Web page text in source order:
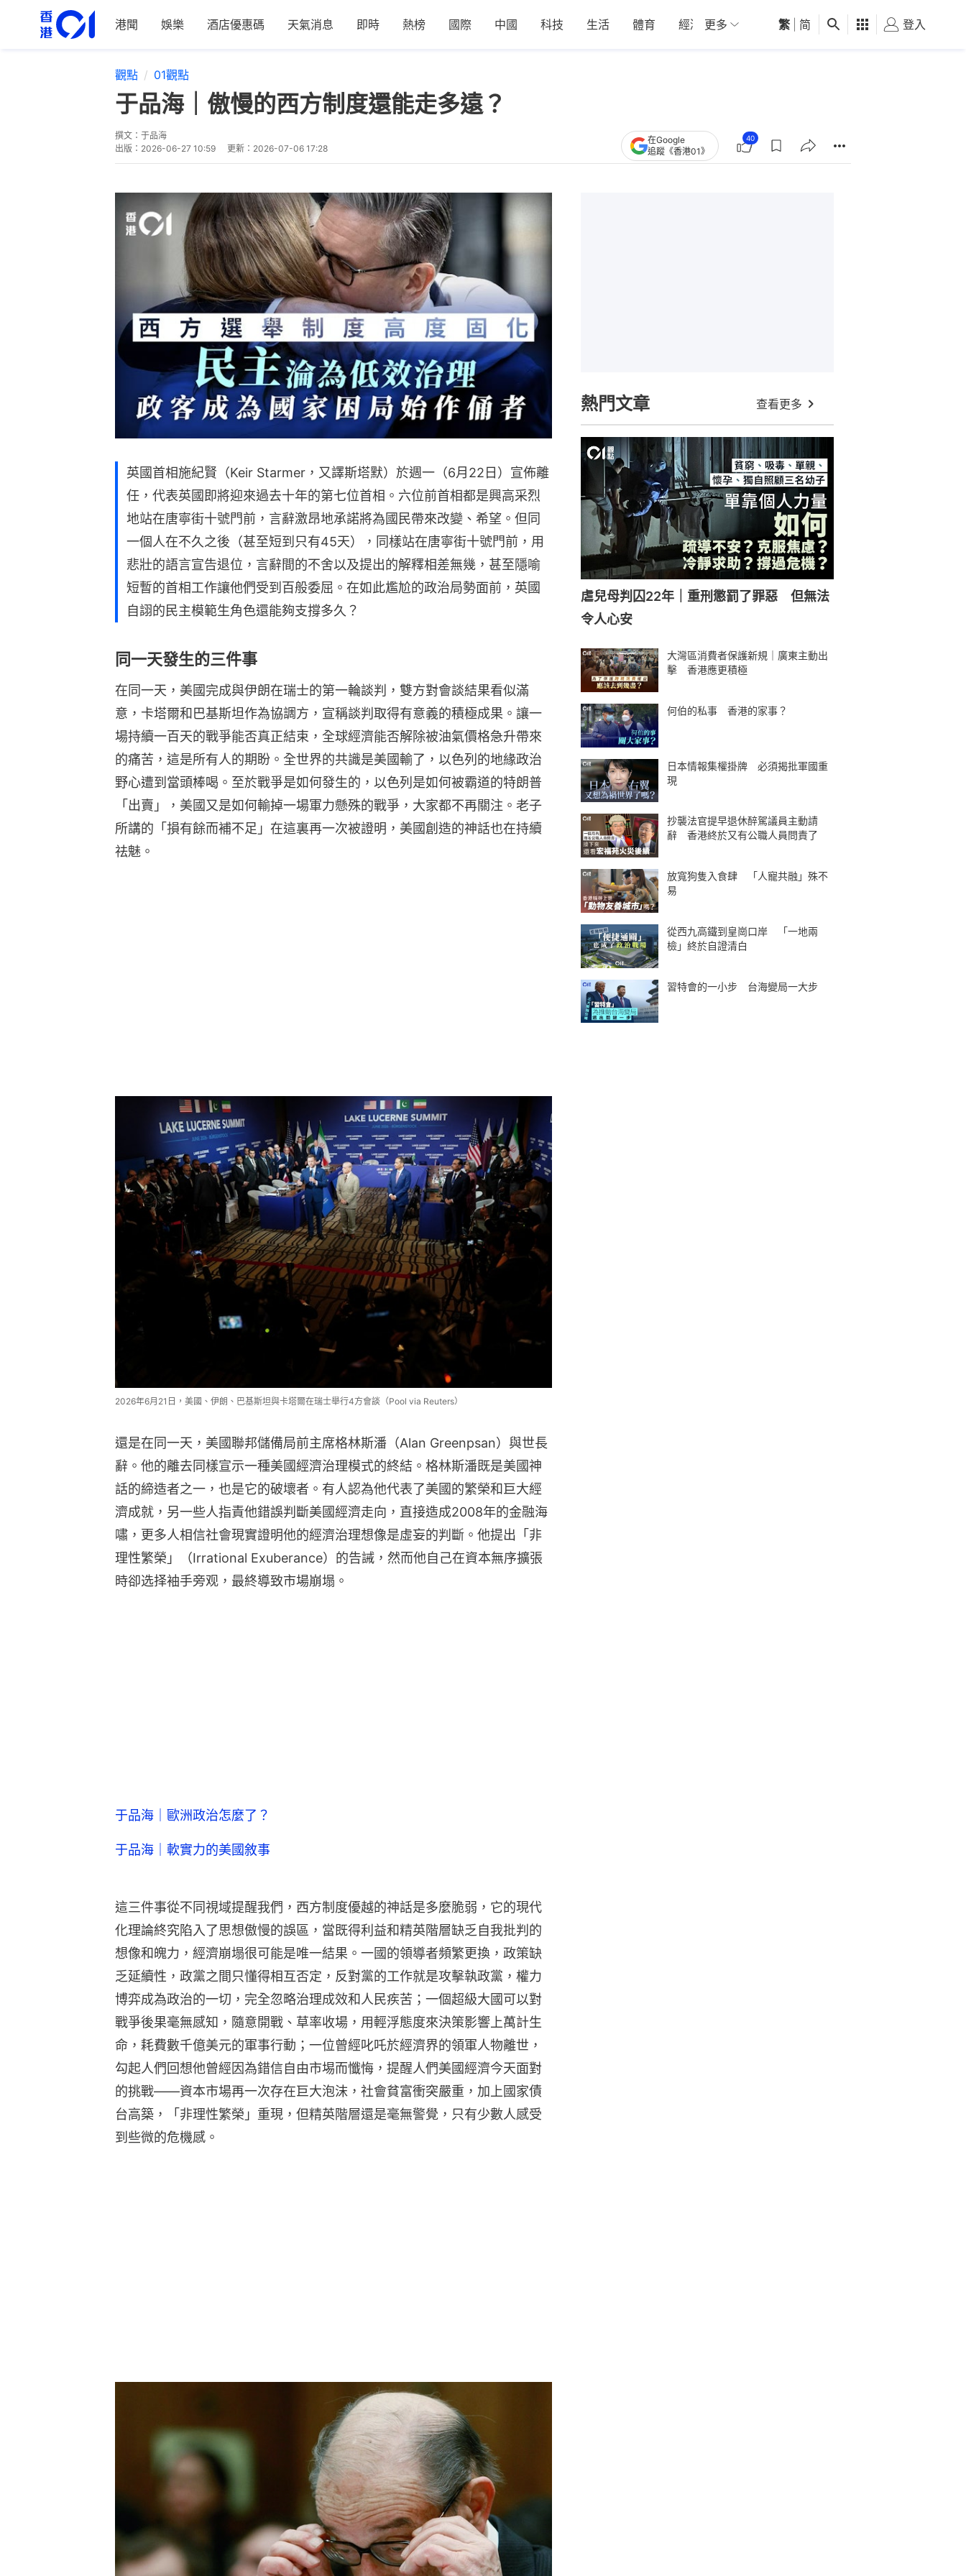
港聞 娛樂 酒店優惠碼 天氣消息 即時 熱榜 國際 中國 科技 生活 體育 經濟 01深圳 觀點 健康 好食玩飛
更多 繁 简 登入
觀點 01觀點
于品海｜傲慢的西方制度還能走多遠？
撰文： 于品海
出版： 2026-06-27 10:59 更新： 2026-07-06 17:28
在Google
追蹤《香港01》
40
英國首相施紀賢（Keir Starmer，又譯斯塔默）於週一（6月22日）宣佈離
任，代表英國即將迎來過去十年的第七位首相。六位前首相都是興高采烈
地站在唐寧街十號門前，言辭激昂地承諾將為國民帶來改變、希望。但同
一個人在不久之後（甚至短到只有45天），同樣站在唐寧街十號門前，用
悲壯的語言宣告退位，言辭間的不舍以及提出的解釋相差無幾，甚至隱喻
短暫的首相工作讓他們受到百般委屈。在如此尷尬的政治局勢面前，英國
自詡的民主模範生角色還能夠支撐多久？
同一天發生的三件事
在同一天，美國完成與伊朗在瑞士的第一輪談判，雙方對會談結果看似滿
意，卡塔爾和巴基斯坦作為協調方，宣稱談判取得有意義的積極成果。讓一
場持續一百天的戰爭能否真正結束，全球經濟能否解除被油氣價格急升帶來
的痛苦，這是所有人的期盼。全世界的共識是美國輸了，以色列的地緣政治
野心遭到當頭棒喝。至於戰爭是如何發生的，以色列是如何被霸道的特朗普
「出賣」，美國又是如何輸掉一場軍力懸殊的戰爭，大家都不再關注。老子
所講的「損有餘而補不足」在這裏再一次被證明，美國創造的神話也在持續
祛魅。
2026年6月21日，美國、伊朗、巴基斯坦與卡塔爾在瑞士舉行4方會談（Pool via Reuters）
還是在同一天，美國聯邦儲備局前主席格林斯潘（Alan Greenpsan）與世長
辭。他的離去同樣宣示一種美國經濟治理模式的終結。格林斯潘既是美國神
話的締造者之一，也是它的破壞者。有人認為他代表了美國的繁榮和巨大經
濟成就，另一些人指責他錯誤判斷美國經濟走向，直接造成2008年的金融海
嘯，更多人相信社會現實證明他的經濟治理想像是虛妄的判斷。他提出「非
理性繁榮」（Irrational Exuberance）的告誡，然而他自己在資本無序擴張
時卻选择袖手旁观，最終導致市場崩塌。
于品海｜歐洲政治怎麼了？
于品海｜軟實力的美國敘事
這三件事從不同視域提醒我們，西方制度優越的神話是多麼脆弱，它的現代
化理論終究陷入了思想傲慢的誤區，當既得利益和精英階層缺乏自我批判的
想像和魄力，經濟崩塌很可能是唯一結果。一國的領導者頻繁更換，政策缺
乏延續性，政黨之間只懂得相互否定，反對黨的工作就是攻擊執政黨，權力
博弈成為政治的一切，完全忽略治理成效和人民疾苦；一個超級大國可以對
戰爭後果毫無感知，隨意開戰、草率收場，用輕浮態度來決策影響上萬計生
命，耗費數千億美元的軍事行動；一位曾經叱吒於經濟界的領軍人物離世，
勾起人們回想他曾經因為錯信自由市埸而懺悔，提醒人們美國經濟今天面對
的挑戰——資本市場再一次存在巨大泡沫，社會貧富衝突嚴重，加上國家債
台高築，「非理性繁榮」重現，但精英階層還是毫無警覺，只有少數人感受
到些微的危機感。
熱門文章 查看更多
虐兒母判囚22年｜重刑懲罰了罪惡 但無法
令人心安
大灣區消費者保護新規｜廣東主動出
擊 香港應更積極
何伯的私事 香港的家事？
日本情報集權掛牌 必須揭批軍國重
現
抄襲法官提早退休醉駕議員主動請
辭 香港終於又有公職人員問責了
放寬狗隻入食肆 「人寵共融」殊不
易
從西九高鐵到皇崗口岸 「一地兩
檢」終於自證清白
習特會的一小步 台海變局一大步